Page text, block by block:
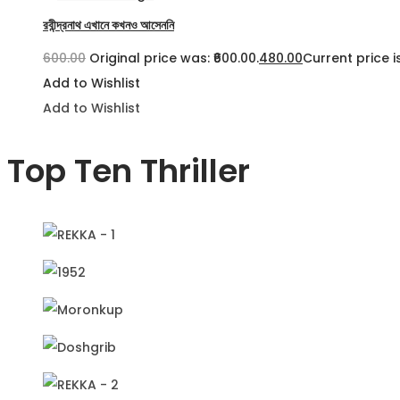
রবীন্দ্রনাথ এখানে কখনও আসেননি
600.00 Original price was: ₹600.00.480.00Current price
Add to Wishlist
Add to Wishlist
Top Ten Thriller